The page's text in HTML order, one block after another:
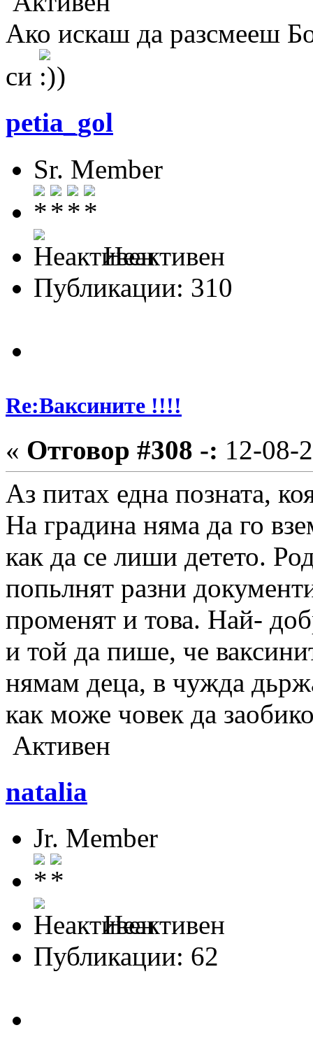
Ако искаш да разсмееш
си
)
petia_gol
Sr. Member
Неактивен
Публикации: 310
Re:Ваксините !!!!
« Отговор #308 -: 12-08-
Аз питах една позната,
На градина няма да го
как да се лиши детето.
попьлнят разни
променят и това. Най-
и той да пише, че
нямам деца, в чужда
как може човек да
Активен
natalia
Jr. Member
Неактивен
Публикации: 62